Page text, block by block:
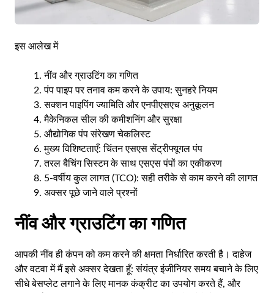
इस आलेख में
नींव और ग्राउटिंग का गणित
पंप पाइप पर तनाव कम करने के उपाय: सुनहरे नियम
सक्शन पाइपिंग ज्यामिति और एनपीएसएच अनुकूलन
मैकेनिकल सील की कमीशनिंग और सुरक्षा
औद्योगिक पंप संरेखण चेकलिस्ट
मुख्य विशिष्टताएँ: चिंतन एसएस सेंट्रीफ्यूगल पंप
तरल बैचिंग सिस्टम के साथ एसएस पंपों का एकीकरण
5-वर्षीय कुल लागत (TCO): सही तरीके से काम करने की लागत
अक्सर पूछे जाने वाले प्रश्नों
नींव और ग्राउटिंग का गणित
आपकी नींव ही कंपन को कम करने की क्षमता निर्धारित करती है। दाहेज
और वटवा में मैं इसे अक्सर देखता हूँ: संयंत्र इंजीनियर समय बचाने के लिए
सीधे बेसप्लेट लगाने के लिए मानक कंक्रीट का उपयोग करते हैं, और